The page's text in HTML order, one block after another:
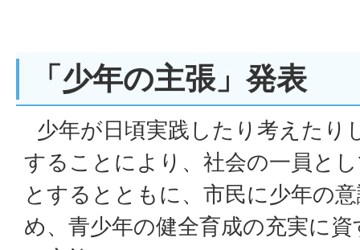
「少年の主張」発表
少年が日頃実践したり考えたり
することにより、社会の一員と
とするとともに、市民に少年の
め、青少年の健全育成の充実に